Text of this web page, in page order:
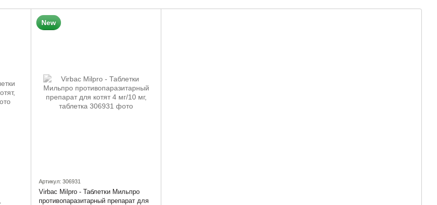
New
Артикул: 306931
Virbac Milpro - Таблетки Мильпро
противопаразитарный препарат для